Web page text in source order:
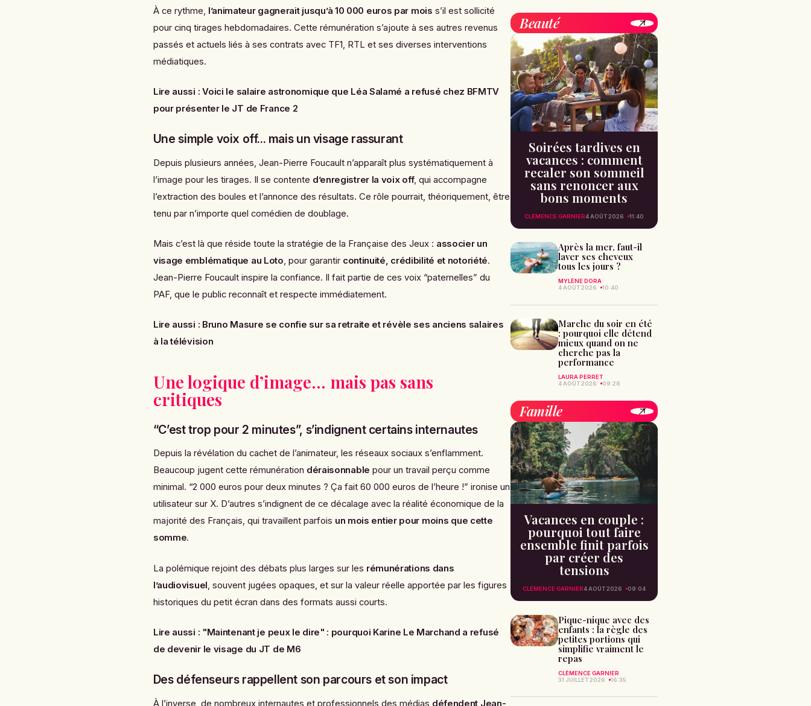
À ce rythme, l’animateur gagnerait jusqu’à 10 000 euros par mois s’il est sollicité
pour cinq tirages hebdomadaires. Cette rémunération s’ajoute à ses autres revenus
passés et actuels liés à ses contrats avec TF1, RTL et ses diverses interventions
médiatiques.
Lire aussi : Voici le salaire astronomique que Léa Salamé a refusé chez BFMTV
pour présenter le JT de France 2
Une simple voix off... mais un visage rassurant
Depuis plusieurs années, Jean-Pierre Foucault n’apparaît plus systématiquement à
l’image pour les tirages. Il se contente d’enregistrer la voix off, qui accompagne
l’extraction des boules et l’annonce des résultats. Ce rôle pourrait, théoriquement, être
tenu par n’importe quel comédien de doublage.
Mais c’est là que réside toute la stratégie de la Française des Jeux : associer un
visage emblématique au Loto, pour garantir continuité, crédibilité et notoriété.
Jean-Pierre Foucault inspire la confiance. Il fait partie de ces voix “paternelles” du
PAF, que le public reconnaît et respecte immédiatement.
Lire aussi : Bruno Masure se confie sur sa retraite et révèle ses anciens salaires
à la télévision
Une logique d’image… mais pas sans
critiques
“C’est trop pour 2 minutes”, s’indignent certains internautes
Depuis la révélation du cachet de l’animateur, les réseaux sociaux s’enflamment.
Beaucoup jugent cette rémunération déraisonnable pour un travail perçu comme
minimal. “2 000 euros pour deux minutes ? Ça fait 60 000 euros de l’heure !” ironise un
utilisateur sur X. D’autres s’indignent de ce décalage avec la réalité économique de la
majorité des Français, qui travaillent parfois un mois entier pour moins que cette
somme.
La polémique rejoint des débats plus larges sur les rémunérations dans
l’audiovisuel , souvent jugées opaques, et sur la valeur réelle apportée par les figures
historiques du petit écran dans des formats aussi courts.
Lire aussi : "Maintenant je peux le dire" : pourquoi Karine Le Marchand a refusé
de devenir le visage du JT de M6
Des défenseurs rappellent son parcours et son impact
À l’inverse, de nombreux internautes et professionnels des médias défendent Jean-
Beauté
Soirées tardives en
vacances : comment
recaler son sommeil
sans renoncer aux
bons moments
CLÉMENCE GARNIER4 AOÛT 2026 11:40
Après la mer, faut-il
laver ses cheveux
tous les jours ?
MYLÈNE DORA
4 AOÛT 2026
10:40
Marche du soir en été
: pourquoi elle détend
mieux quand on ne
cherche pas la
performance
LAURA PERRET
4 AOÛT 2026
09:28
Famille
Vacances en couple :
pourquoi tout faire
ensemble finit parfois
par créer des
tensions
CLÉMENCE GARNIER4 AOÛT 2026 09:04
Pique-nique avec des
enfants : la règle des
petites portions qui
simplifie vraiment le
repas
CLÉMENCE GARNIER
31 JUILLET 2026
16:35